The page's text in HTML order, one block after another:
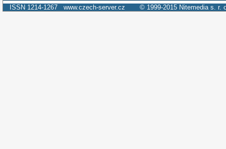
ISSN 1214-1267 www.czech-server.cz © 1999-2015 Nitemedia s. r.